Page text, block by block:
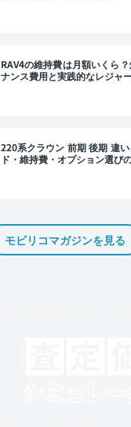
RAV4の維持費は月額いくら
ナンス費用と実践的なレジャ
220系クラウン 前期 後期 違
ド・維持費・オプション選び
モビリコマガジンを見る